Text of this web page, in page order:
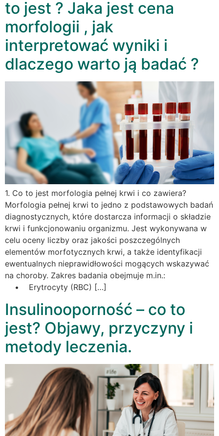
to jest ? Jaka jest cena
morfologii , jak
interpretować wyniki i
dlaczego warto ją badać ?
1. Co to jest morfologia pełnej krwi i co zawiera?
Morfologia pełnej krwi to jedno z podstawowych badań
diagnostycznych, które dostarcza informacji o składzie
krwi i funkcjonowaniu organizmu. Jest wykonywana w
celu oceny liczby oraz jakości poszczególnych
elementów morfotycznych krwi, a także identyfikacji
ewentualnych nieprawidłowości mogących wskazywać
na choroby. Zakres badania obejmuje m.in.:
• Erytrocyty (RBC) […]
Insulinooporność – co to
jest? Objawy, przyczyny i
metody leczenia.